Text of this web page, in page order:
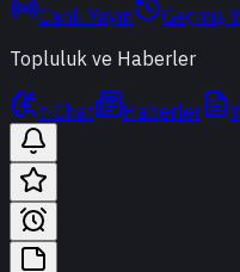
Canlı Yayın Geçmiş
Topluluk ve Haberler
t-Chat Haberler